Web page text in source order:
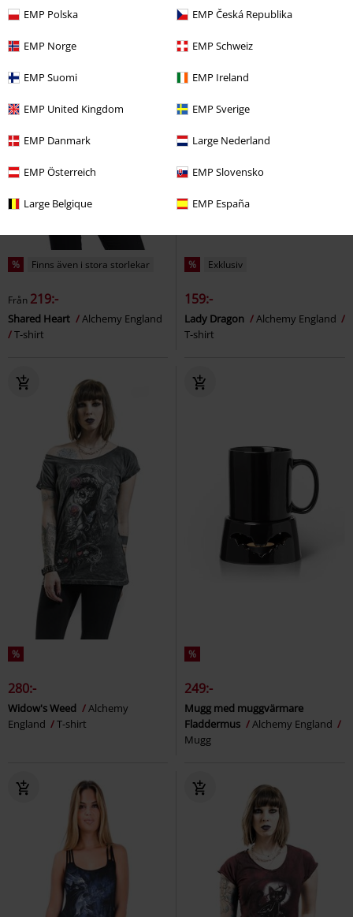
EMP Polska EMP Česká Republika
EMP Norge EMP Schweiz
EMP Suomi EMP Ireland
EMP United Kingdom EMP Sverige
EMP Danmark Large Nederland
EMP Österreich EMP Slovensko
Large Belgique EMP España
% Finns även i stora storlekar
Från 219:-
Shared Heart
Alchemy England
T-shirt
% Exklusiv
159:-
Lady Dragon
Alchemy England
T-shirt
%
280:-
Widow's Weed
Alchemy
England
T-shirt
%
249:-
Mugg med muggvärmare
Fladdermus
Alchemy England
Mugg